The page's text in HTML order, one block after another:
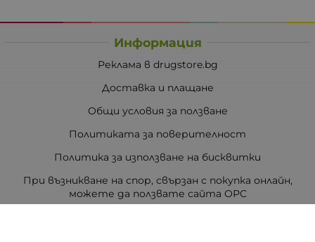
Информация
Реклама в drugstore.bg
Доставка и плащане
Общи условия за ползване
Политиката за поверителност
Политика за използване на бисквитки
При възникване на спор, свързан с покупка онлайн,
можете да ползвате сайта ОРС